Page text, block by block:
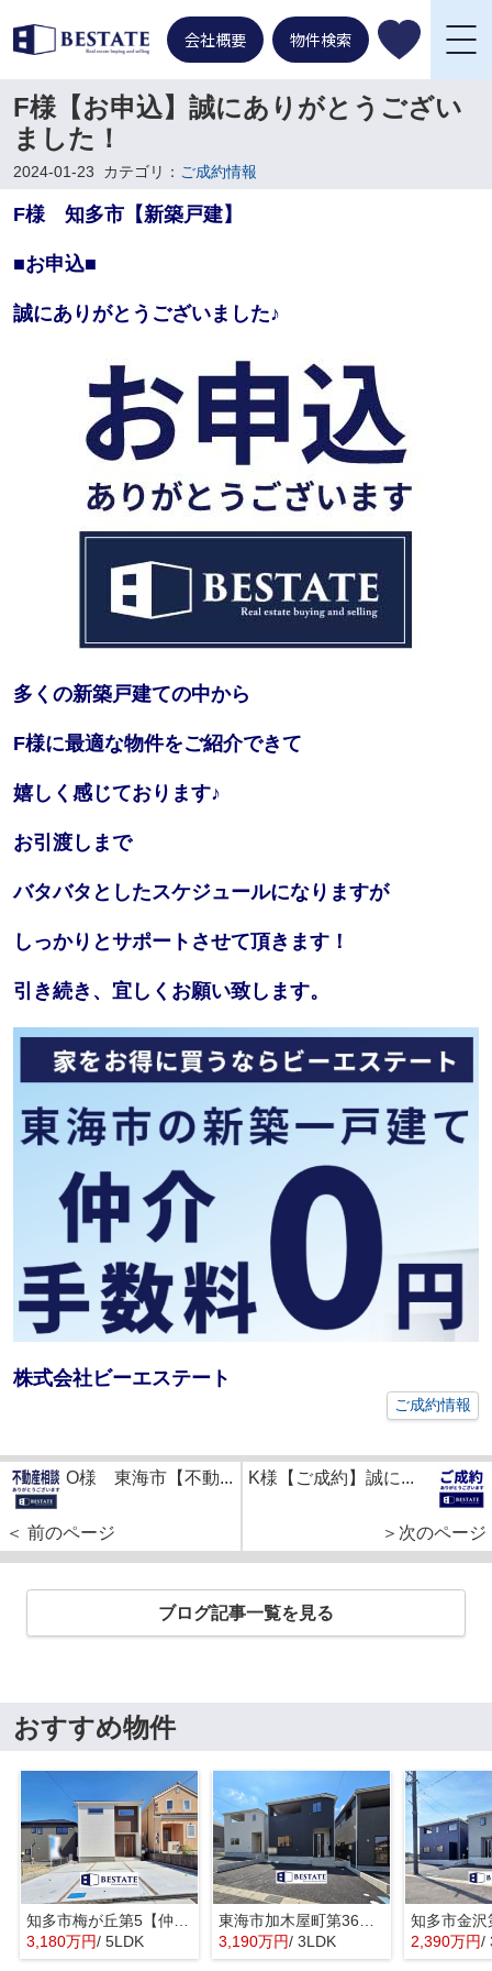
会社概要 物件検索
F様【お申込】誠にありがとうござい
ました！
2024-01-23 カテゴリ： ご成約情報
F様 知多市【新築戸建】
■お申込■
誠にありがとうございました♪
多くの新築戸建ての中から
F様に最適な物件をご紹介できて
嬉しく感じております♪
お引渡しまで
バタバタとしたスケジュールになりますが
しっかりとサポートさせて頂きます！
引き続き、宜しくお願い致します。
株式会社ビーエステート
ご成約情報
O様 東海市【不動...
＜ 前のページ
K様【ご成約】誠に...
＞次のページ
ブログ記事一覧を見る
おすすめ物件
3,180万円/ 5LDK
3,190万円/ 3LDK 2,390万円/